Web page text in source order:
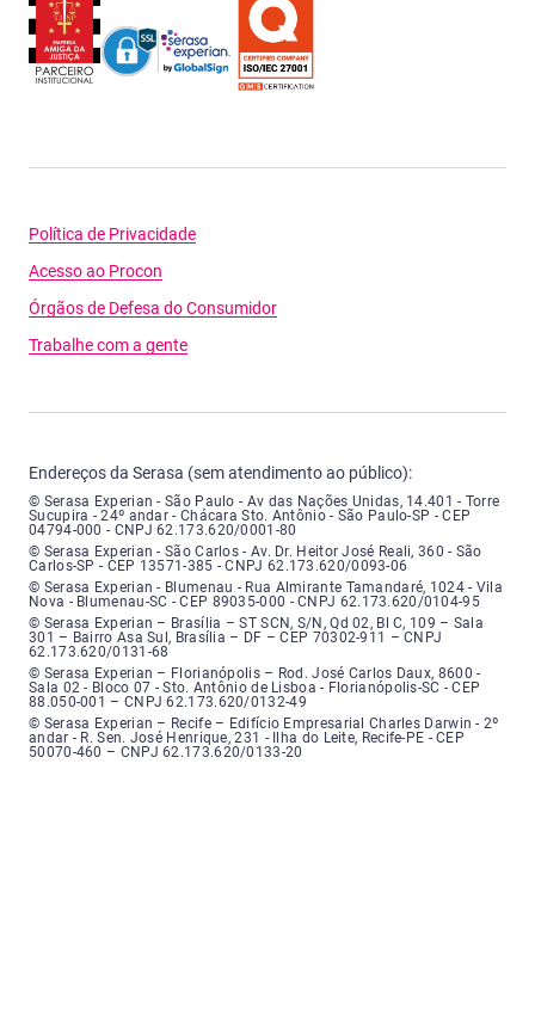
Política de Privacidade
Acesso ao Procon
Órgãos de Defesa do Consumidor
Trabalhe com a gente
Endereços da Serasa (sem atendimento ao público):
Serasa Experian - São Paulo - Endereço: Avenida das Nações Unidas,
© Serasa Experian - São Paulo - Av das Nações Unidas, 14.401 - Torre
Sucupira - 24º andar - Chácara Sto. Antônio - São Paulo-SP - CEP
04794-000 - CNPJ 62.173.620/0001-80
Serasa Experian - São Carlos - Endereço: Avenida Doutor Heitor José
© Serasa Experian - São Carlos - Av. Dr. Heitor José Reali, 360 - São
Carlos-SP - CEP 13571-385 - CNPJ 62.173.620/0093-06
Serasa Experian - Blumenau - Endereço: Rua Almirante Tamandaré,
© Serasa Experian - Blumenau - Rua Almirante Tamandaré, 1024 - Vila
Nova - Blumenau-SC - CEP 89035-000 - CNPJ 62.173.620/0104-95
Serasa Experian - Brasília, Endereço: Setor Comercial Norte, sem
© Serasa Experian – Brasília – ST SCN, S/N, Qd 02, Bl C, 109 – Sala
301 – Bairro Asa Sul, Brasília – DF – CEP 70302-911 – CNPJ
62.173.620/0131-68
Serasa Experian - Florianópolis, Endereço: Rodovia José Carlos, número
© Serasa Experian – Florianópolis – Rod. José Carlos Daux, 8600 -
Sala 02 - Bloco 07 - Sto. Antônio de Lisboa - Florianópolis-SC - CEP
88.050-001 – CNPJ 62.173.620/0132-49
Serasa Experian - Recife, Endereço: Edifício Empresarial Charles Darwin,
© Serasa Experian – Recife – Edifício Empresarial Charles Darwin - 2º
andar - R. Sen. José Henrique, 231 - Ilha do Leite, Recife-PE - CEP
50070-460 – CNPJ 62.173.620/0133-20